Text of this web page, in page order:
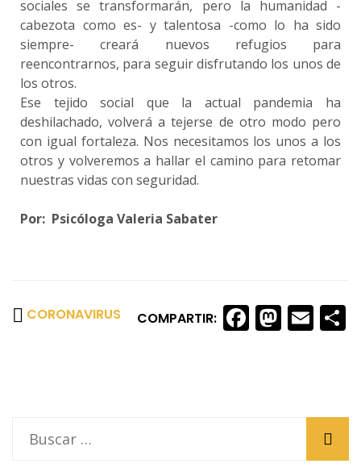
sociales se transformarán, pero la humanidad -
cabezota como es- y talentosa -como lo ha sido
siempre- creará nuevos refugios para
reencontrarnos, para seguir disfrutando los unos de
los otros.
Ese tejido social que la actual pandemia ha
deshilachado, volverá a tejerse de otro modo pero
con igual fortaleza. Nos necesitamos los unos a los
otros y volveremos a hallar el camino para retomar
nuestras vidas con seguridad.
Por: Psicóloga Valeria Sabater
CORONAVIRUS COMPARTIR: